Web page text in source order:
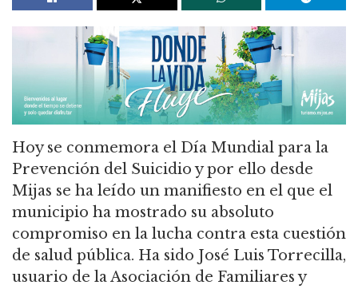
Hoy se conmemora el Día Mundial para la
Prevención del Suicidio y por ello desde
Mijas se ha leído un manifiesto en el que el
municipio ha mostrado su absoluto
compromiso en la lucha contra esta cuestión
de salud pública. Ha sido José Luis Torrecilla,
usuario de la Asociación de Familiares y